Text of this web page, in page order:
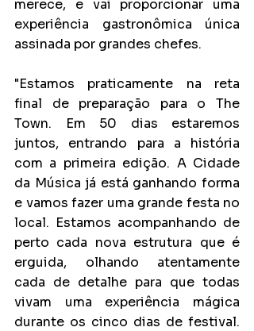
merece, e vai proporcionar uma
experiência gastronômica única
assinada por grandes chefes.
"Estamos praticamente na reta
final de preparação para o The
Town. Em 50 dias estaremos
juntos, entrando para a história
com a primeira edição. A Cidade
da Música já está ganhando forma
e vamos fazer uma grande festa no
local. Estamos acompanhando de
perto cada nova estrutura que é
erguida, olhando atentamente
cada de detalhe para que todas
vivam uma experiência mágica
durante os cinco dias de festival.